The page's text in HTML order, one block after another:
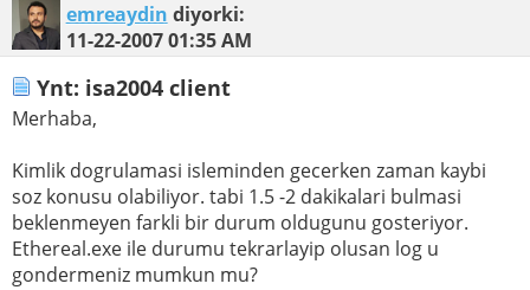
emreaydin diyorki:
11-22-200701:35 AM
Ynt: isa2004 client
Merhaba,
Kimlik dogrulamasi isleminden gecerken zaman kaybi
soz konusu olabiliyor. tabi 1.5 -2 dakikalari bulmasi
beklenmeyen farkli bir durum oldugunu gosteriyor.
Ethereal.exe ile durumu tekrarlayip olusan log u
gondermeniz mumkun mu?